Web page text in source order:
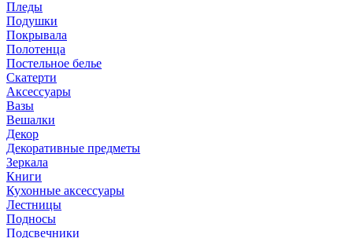
Пледы
Подушки
Покрывала
Полотенца
Постельное белье
Скатерти
Аксессуары
Вазы
Вешалки
Декор
Декоративные предметы
Зеркала
Книги
Кухонные аксессуары
Лестницы
Подносы
Подсвечники